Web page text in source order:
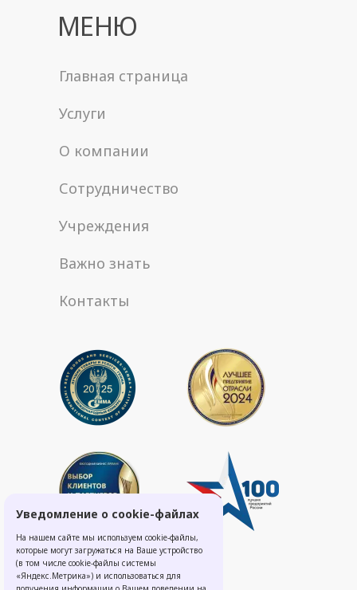
МЕНЮ
Главная страница
Услуги
О компании
Сотрудничество
Учреждения
Важно знать
Контакты
Уведомление о cookie-файлах
На нашем сайте мы используем cookie-файлы,
которые могут загружаться на Ваше устройство
(в том числе cookie-файлы системы
«Яндекс.Метрика») и использоваться для